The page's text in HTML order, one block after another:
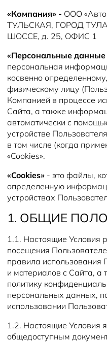
«Компания» - ООО
ТУЛЬСКАЯ, ГОРОД
ШОССЕ, д. 25, ОФИС 1
«Персональные данные
персональная
косвенно
физическому лицу
Компанией в процессе
Сайта, а также
автоматически с
устройстве
в том числе (когда
«Cookies».
«Cookies» - это файлы,
определенную
устройствах
1. ОБЩИЕ
1.1. Настоящие Условия
посещения
правила
и материалов с Сайта, а
политику
персональных данных,
использовании
1.2. Настоящие Условия
общедоступным